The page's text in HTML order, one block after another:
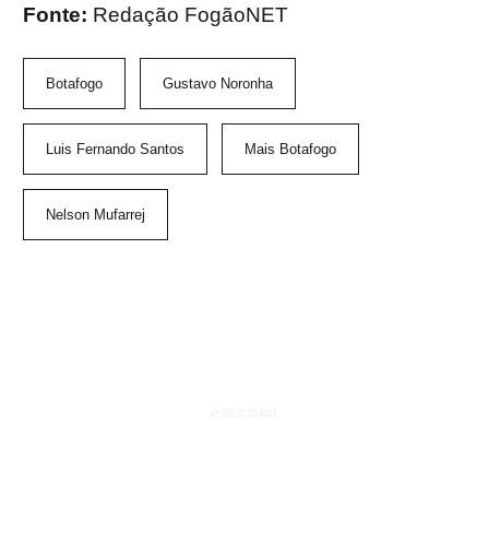
Fonte: Redação FogãoNET
Botafogo Gustavo Noronha
Luis Fernando Santos Mais Botafogo
Nelson Mufarrej